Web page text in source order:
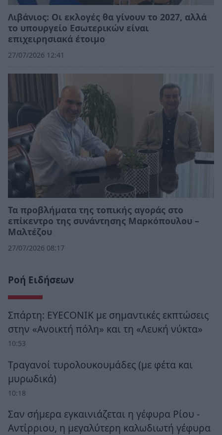
Λιβάνιος: Οι εκλογές θα γίνουν το 2027, αλλά
το υπουργείο Εσωτερικών είναι
επιχειρησιακά έτοιμο
27/07/2026 12:41
Τα προβλήματα της τοπικής αγοράς στο
επίκεντρο της συνάντησης Μαρκόπουλου –
Μαλτέζου
27/07/2026 08:17
Ροή Ειδήσεων
Σπάρτη: EYECONIK με σημαντικές εκπτώσεις
στην «Ανοικτή πόλη» και τη «Λευκή νύκτα»
10:53
Τραγανοί τυρολουκουμάδες (με φέτα και
μυρωδικά)
10:18
Σαν σήμερα εγκαινιάζεται η γέφυρα Ρίου -
Αντίρριου, η μεγαλύτερη καλωδιωτή γέφυρα